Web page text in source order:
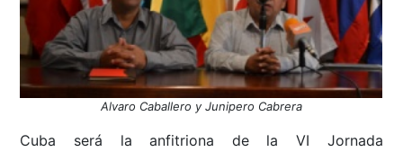
Alvaro Caballero y Junipero Cabrera
Cuba será la anfitriona de la VI Jornada